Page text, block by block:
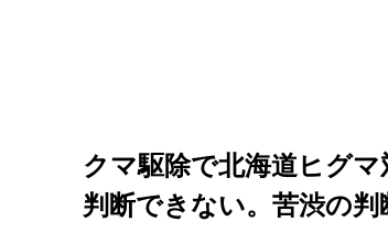
クマ駆除で北海道ヒグ
判断できない。苦渋の